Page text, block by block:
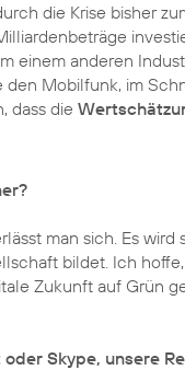
die Krise bisher
einem anderen
Mobilfunk, im
dass die
man sich. Es wird
bildet. Ich
Zukunft auf Grün
Skype, unsere